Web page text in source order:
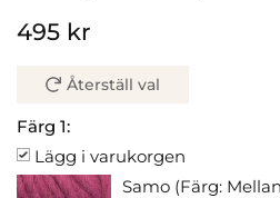
495 kr
Återställ val
Färg 1:
Lägg i varukorgen
Samo (Färg: